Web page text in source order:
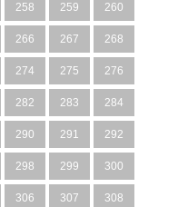
258 259 260
266 267 268
274 275 276
282 283 284
290 291 292
298 299 300
306 307 308